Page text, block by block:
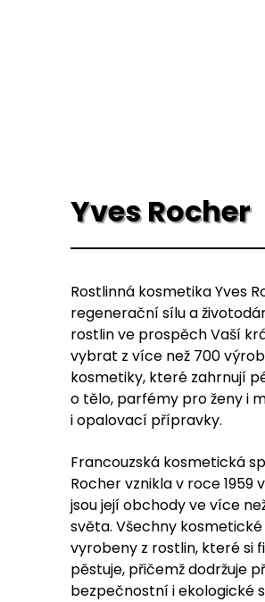
Yves Rocher
Rostlinná kosmetika Yves
regenerační sílu a
rostlin ve prospěch Vaší
vybrat z více než 700
kosmetiky, které zahrnují
o tělo, parfémy pro ženy i
i opalovací přípravky.
Francouzská kosmetická
Rocher vznikla v roce 1959
jsou její obchody ve více
světa. Všechny
vyrobeny z rostlin, které si
pěstuje, přičemž dodržuje
bezpečnostní i ekologické